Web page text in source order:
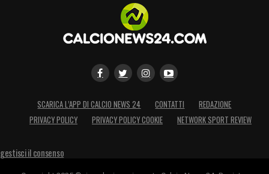
SCARICA L’APP DI CALCIO NEWS 24 CONTATTI
REDAZIONE
PRIVACY POLICY
PRIVACY POLICY COOKIE NETWORK SPORT REVIEW
gestisci il consenso